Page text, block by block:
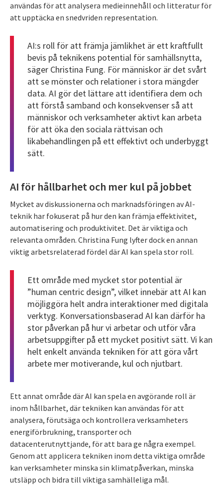
användas för att analysera medieinnehåll och litteratur för
att upptäcka en snedvriden representation.
AI:s roll för att främja jämlikhet är ett kraftfullt
bevis på teknikens potential för samhällsnytta,
säger Christina Fung. För människor är det svårt
att se mönster och relationer i stora mängder
data. AI gör det lättare att identifiera dem och
att förstå samband och konsekvenser så att
människor och verksamheter aktivt kan arbeta
för att öka den sociala rättvisan och
likabehandlingen på ett effektivt och underbyggt
sätt.
AI för hållbarhet och mer kul på jobbet
Mycket av diskussionerna och marknadsföringen av AI-
teknik har fokuserat på hur den kan främja effektivitet,
automatisering och produktivitet. Det är viktiga och
relevanta områden. Christina Fung lyfter dock en annan
viktig arbetsrelaterad fördel där AI kan spela stor roll.
Ett område med mycket stor potential är
”human centric design”, vilket innebär att AI kan
möjliggöra helt andra interaktioner med digitala
verktyg. Konversationsbaserad AI kan därför ha
stor påverkan på hur vi arbetar och utför våra
arbetsuppgifter på ett mycket positivt sätt. Vi kan
helt enkelt använda tekniken för att göra vårt
arbete mer motiverande, kul och njutbart.
Ett annat område där AI kan spela en avgörande roll är
inom hållbarhet, där tekniken kan användas för att
analysera, förutsäga och kontrollera verksamheters
energiförbrukning, transporter och
datacenterutnyttjande, för att bara ge några exempel.
Genom att applicera tekniken inom detta viktiga område
kan verksamheter minska sin klimatpåverkan, minska
utsläpp och bidra till viktiga samhälleliga mål.